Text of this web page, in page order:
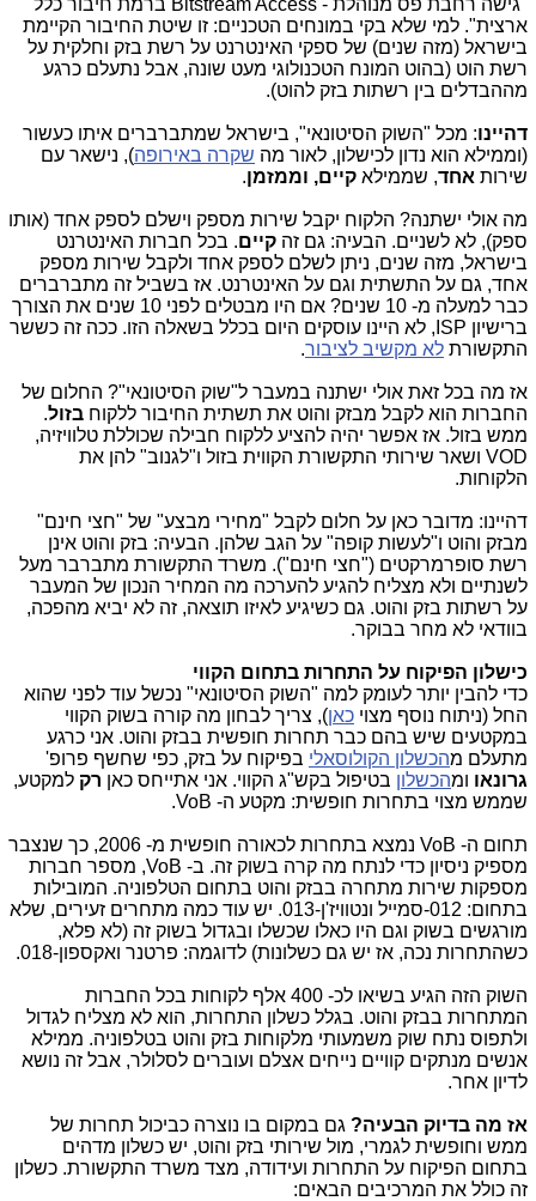
"גישה רחבת פס מנוהלת - Bitstream Access ברמת חיבור כלל
ארצית". למי שלא בקי במונחים הטכניים: זו שיטת החיבור הקיימת
בישראל (מזה שנים) של ספקי האינטרנט על רשת בזק וחלקית על
רשת הוט (בהוט המונח הטכנולוגי מעט שונה, אבל נתעלם כרגע
מההבדלים בין רשתות בזק להוט).
דהיינו: מכל "השוק הסיטונאי", בישראל שמתברברים איתו כעשור
(וממילא הוא נדון לכישלון, לאור מה שקרה באירופה), נישאר עם
שירות אחד, שממילא קיים, וממזמן.
מה אולי ישתנה? הלקוח יקבל שירות מספק וישלם לספק אחד (אותו
ספק), לא לשניים. הבעיה: גם זה קיים. בכל חברות האינטרנט
בישראל, מזה שנים, ניתן לשלם לספק אחד ולקבל שירות מספק
אחד, גם על התשתית וגם על האינטרנט. אז בשביל זה מתברברים
כבר למעלה מ- 10 שנים? אם היו מבטלים לפני 10 שנים את הצורך
ברישיון ISP, לא היינו עוסקים היום בכלל בשאלה הזו. ככה זה כששר
התקשורת לא מקשיב לציבור.
אז מה בכל זאת אולי ישתנה במעבר ל"שוק הסיטונאי"? החלום של
החברות הוא לקבל מבזק והוט את תשתית החיבור ללקוח בזול.
ממש בזול. אז אפשר יהיה להציע ללקוח חבילה שכוללת טלוויזיה,
VOD ושאר שירותי התקשורת הקווית בזול ו"לגנוב" להן את
הלקוחות.
דהיינו: מדובר כאן על חלום לקבל "מחירי מבצע" של "חצי חינם"
מבזק והוט ו"לעשות קופה" על הגב שלהן. הבעיה: בזק והוט אינן
רשת סופרמרקטים ("חצי חינם"). משרד התקשורת מתברבר מעל
לשנתיים ולא מצליח להגיע להערכה מה המחיר הנכון של המעבר
על רשתות בזק והוט. גם כשיגיע לאיזו תוצאה, זה לא יביא מהפכה,
בוודאי לא מחר בבוקר.
כישלון הפיקוח על התחרות בתחום הקווי
כדי להבין יותר לעומק למה "השוק הסיטונאי" נכשל עוד לפני שהוא
החל (ניתוח נוסף מצוי כאן), צריך לבחון מה קורה בשוק הקווי
במקטעים שיש בהם כבר תחרות חופשית בבזק והוט. אני כרגע
מתעלם מהכשלון הקולוסאלי בפיקוח על בזק, כפי שחשף פרופ'
גרונאו ומהכשלון בטיפול בקש"ג הקווי. אני אתייחס כאן רק למקטע,
שממש מצוי בתחרות חופשית: מקטע ה- VoB.
תחום ה- VoB נמצא בתחרות לכאורה חופשית מ- 2006, כך שנצבר
מספיק ניסיון כדי לנתח מה קרה בשוק זה. ב- VoB, מספר חברות
מספקות שירות מתחרה בבזק והוט בתחום הטלפוניה. המובילות
בתחום: 012-סמייל ונטוויז'ן-013. יש עוד כמה מתחרים זעירים, שלא
מורגשים בשוק וגם היו כאלו שכשלו ובגדול בשוק זה (לא פלא,
כשהתחרות נכה, אז יש גם כשלונות) לדוגמה: פרטנר ואקספון-018.
השוק הזה הגיע בשיאו לכ- 400 אלף לקוחות בכל החברות
המתחרות בבזק והוט. בגלל כשלון התחרות, הוא לא מצליח לגדול
ולתפוס נתח שוק משמעותי מלקוחות בזק והוט בטלפוניה. ממילא
אנשים מנתקים קוויים נייחים אצלם ועוברים לסלולר, אבל זה נושא
לדיון אחר.
אז מה בדיוק הבעיה? גם במקום בו נוצרה כביכול תחרות של
ממש וחופשית לגמרי, מול שירותי בזק והוט, יש כשלון מדהים
בתחום הפיקוח על התחרות ועידודה, מצד משרד התקשורת. כשלון
זה כולל את המרכיבים הבאים: